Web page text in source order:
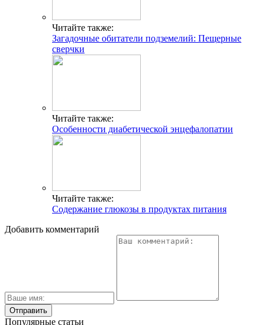
Читайте также:
Загадочные обитатели подземелий: Пещерные
сверчки
Читайте также:
Особенности диабетической энцефалопатии
Читайте также:
Содержание глюкозы в продуктах питания
Добавить комментарий
Популярные статьи